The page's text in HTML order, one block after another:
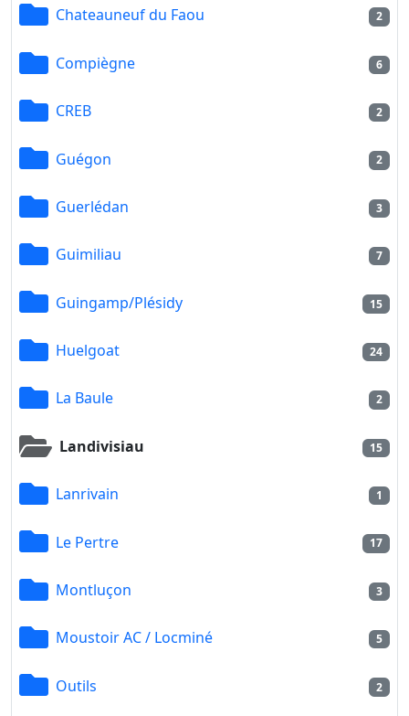
Chateauneuf du Faou 2
Compiègne 6
CREB 2
Guégon 2
Guerlédan 3
Guimiliau 7
Guingamp/Plésidy 15
Huelgoat 24
La Baule 2
Landivisiau 15
Lanrivain 1
Le Pertre 17
Montluçon 3
Moustoir AC / Locminé 5
Outils 2